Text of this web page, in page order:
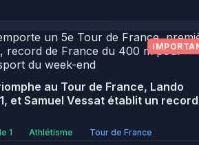
au Tour de France, Lando
et Samuel Vessat établit un record
1 Athlétisme Tour de France